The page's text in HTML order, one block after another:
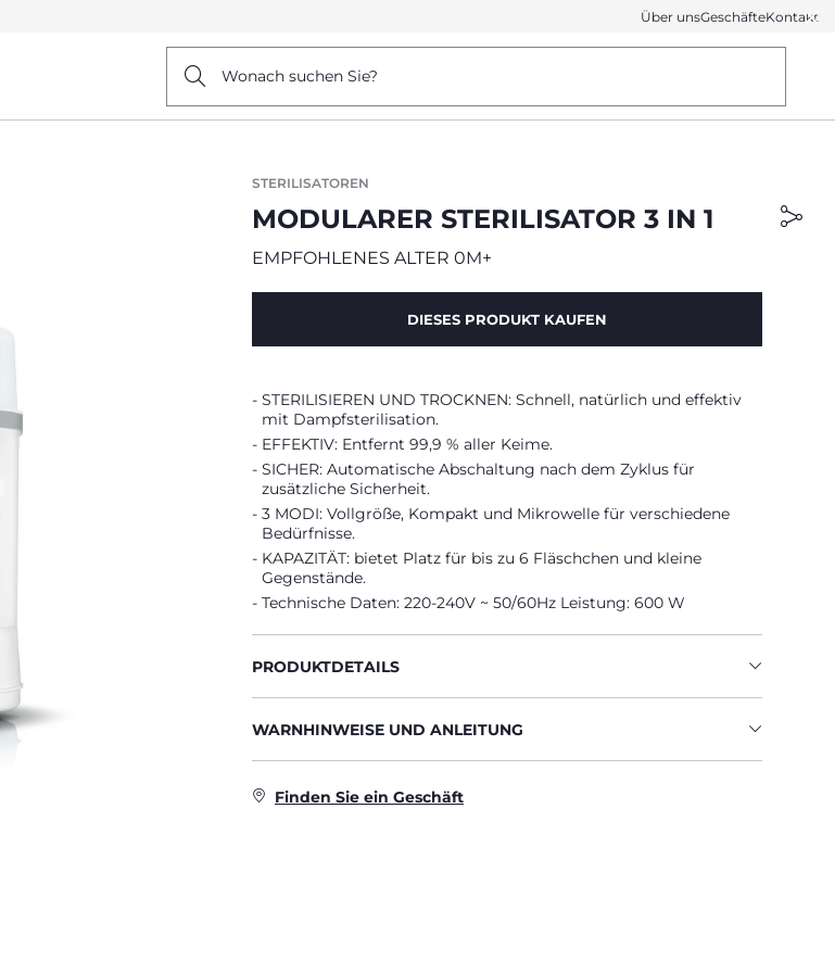
Über unsGeschäfteKontakt
Wonach suchen Sie?
STERILISATOREN
MODULARER STERILISATOR 3 IN 1
EMPFOHLENES ALTER 0M+
DIESES PRODUKT KAUFEN
STERILISIEREN UND TROCKNEN: Schnell, natürlich und effektiv
mit Dampfsterilisation.
EFFEKTIV: Entfernt 99,9 % aller Keime.
SICHER: Automatische Abschaltung nach dem Zyklus für
zusätzliche Sicherheit.
3 MODI: Vollgröße, Kompakt und Mikrowelle für verschiedene
Bedürfnisse.
KAPAZITÄT: bietet Platz für bis zu 6 Fläschchen und kleine
Gegenstände.
Technische Daten: 220-240V ~ 50/60Hz Leistung: 600 W
PRODUKTDETAILS
WARNHINWEISE UND ANLEITUNG
Finden Sie ein Geschäft